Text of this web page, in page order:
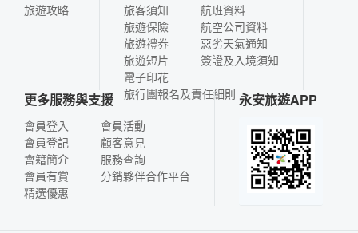
旅遊攻略
旅客須知
旅遊保險
旅遊禮券
旅遊短片
電子印花
航班資料
航空公司資料
惡劣天氣通知
簽證及入境須知
旅行團報名及責任細則
更多服務與支援
會員登入
會員登記
會籍簡介
會員有賞
精選優惠
會員活動
顧客意見
服務查詢
分銷夥伴合作平台
永安旅遊APP